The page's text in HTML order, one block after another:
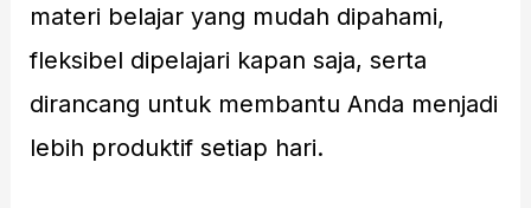
materi belajar yang mudah dipahami,
fleksibel dipelajari kapan saja, serta
dirancang untuk membantu Anda menjadi
lebih produktif setiap hari.